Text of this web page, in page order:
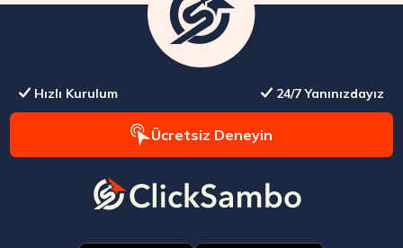
Hızlı Kurulum 24/7 Yanınızdayız
Ücretsiz Deneyin